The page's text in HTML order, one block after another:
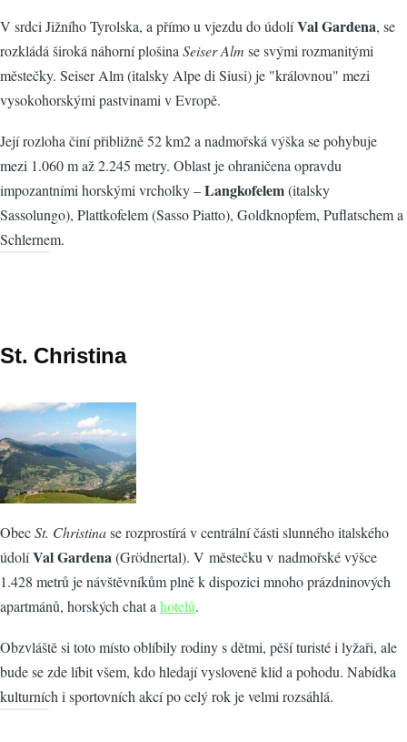
V srdci Jižního Tyrolska, a přímo u vjezdu do údolíVal Gardena, se
rozkládá široká náhorní plošinaSeiser Alm se svými rozmanitými
městečky. Seiser Alm (italsky Alpe di Siusi) je "královnou" mezi
vysokohorskými pastvinami v Evropě.
Její rozloha činí přibližně 52 km2 a nadmořská výška se pohybuje
mezi 1.060 m až 2.245 metry. Oblast je ohraničena opravdu
impozantními horskými vrcholky –Langkofelem(italsky
Sassolungo), Plattkofelem (Sasso Piatto), Goldknopfem, Puflatschem a
Schlernem.
St. Christina
ObecSt. Christinase rozprostírá v centrální části slunného italského
údolíVal Gardena(Grödnertal). V městečku v nadmořské výšce
1.428 metrů je návštěvníkům plně k dispozici mnoho prázdninových
apartmánů, horských chat a hotelů.
Obzvláště si toto místo oblíbily rodiny s dětmi, pěší turisté i lyžaři, ale
bude se zde líbit všem, kdo hledají vysloveně klid a pohodu. Nabídka
kulturních i sportovních akcí po celý rok je velmi rozsáhlá.